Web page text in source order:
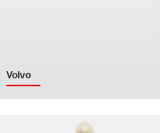
Volvo